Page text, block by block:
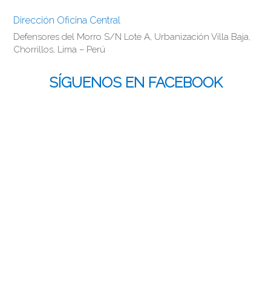
Dirección Oficina Central
Defensores del Morro S/N Lote A, Urbanización Villa Baja,
Chorrillos, Lima – Perú
SÍGUENOS EN FACEBOOK